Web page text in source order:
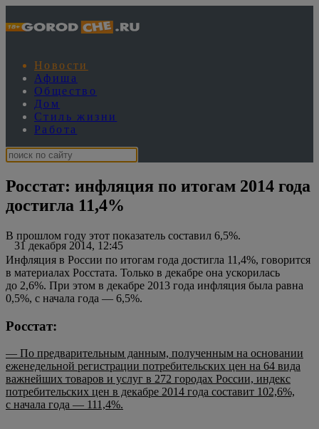
Новости
Афиша
Общество
Дом
Стиль жизни
Работа
Росстат: инфляция по итогам 2014 года
достигла 11,4%
31 декабря 2014, 12:45
В прошлом году этот показатель составил 6,5%.
Инфляция в России по итогам года достигла 11,4%, говорится
в материалах Росстата. Только в декабре она ускорилась
до 2,6%. При этом в декабре 2013 года инфляция была равна
0,5%, с начала года — 6,5%.
Росстат:
— По предварительным данным, полученным на основании
еженедельной регистрации потребительских цен на 64 вида
важнейших товаров и услуг в 272 городах России, индекс
потребительских цен в декабре 2014 года составит 102,6%,
с начала года — 111,4%.